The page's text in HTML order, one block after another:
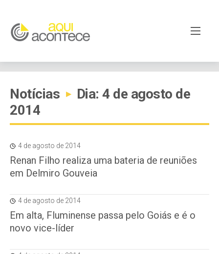
Notícias ▸
Dia: 4 de agosto de
2014
4 de agosto de 2014
Renan Filho realiza uma bateria de reuniões
em Delmiro Gouveia
4 de agosto de 2014
Em alta, Fluminense passa pelo Goiás e é o
novo vice-líder